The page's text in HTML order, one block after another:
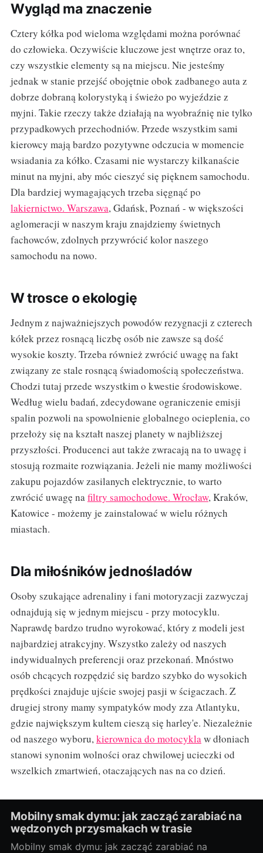
Wygląd ma znaczenie
Cztery kółka pod wieloma względami można porównać
do człowieka. Oczywiście kluczowe jest wnętrze oraz to,
czy wszystkie elementy są na miejscu. Nie jesteśmy
jednak w stanie przejść obojętnie obok zadbanego auta z
dobrze dobraną kolorystyką i świeżo po wyjeździe z
myjni. Takie rzeczy także działają na wyobraźnię nie tylko
przypadkowych przechodniów. Przede wszystkim sami
kierowcy mają bardzo pozytywne odczucia w momencie
wsiadania za kółko. Czasami nie wystarczy kilkanaście
minut na myjni, aby móc cieszyć się pięknem samochodu.
Dla bardziej wymagających trzeba sięgnąć po
lakiernictwo. Warszawa, Gdańsk, Poznań - w większości
aglomeracji w naszym kraju znajdziemy świetnych
fachowców, zdolnych przywrócić kolor naszego
samochodu na nowo.
W trosce o ekologię
Jednym z najważniejszych powodów rezygnacji z czterech
kółek przez rosnącą liczbę osób nie zawsze są dość
wysokie koszty. Trzeba również zwrócić uwagę na fakt
związany ze stale rosnącą świadomością społeczeństwa.
Chodzi tutaj przede wszystkim o kwestie środowiskowe.
Według wielu badań, zdecydowane ograniczenie emisji
spalin pozwoli na spowolnienie globalnego ocieplenia, co
przełoży się na kształt naszej planety w najbliższej
przyszłości. Producenci aut także zwracają na to uwagę i
stosują rozmaite rozwiązania. Jeżeli nie mamy możliwości
zakupu pojazdów zasilanych elektrycznie, to warto
zwrócić uwagę nafiltry samochodowe. Wrocław, Kraków,
Katowice - możemy je zainstalować w wielu różnych
miastach.
Dla miłośników jednośladów
Osoby szukające adrenaliny i fani motoryzacji zazwyczaj
odnajdują się w jednym miejscu - przy motocyklu.
Naprawdę bardzo trudno wyrokować, który z modeli jest
najbardziej atrakcyjny. Wszystko zależy od naszych
indywidualnych preferencji oraz przekonań. Mnóstwo
osób chcących rozpędzić się bardzo szybko do wysokich
prędkości znajduje ujście swojej pasji w ścigaczach. Z
drugiej strony mamy sympatyków mody zza Atlantyku,
gdzie największym kultem cieszą się harley'e. Niezależnie
od naszego wyboru,kierownica do motocyklaw dłoniach
stanowi synonim wolności oraz chwilowej ucieczki od
wszelkich zmartwień, otaczających nas na co dzień.
Mobilny smak dymu: jak zacząć zarabiać na
wędzonych przysmakach w trasie
Mobilny smak dymu: jak zacząć zarabiać na